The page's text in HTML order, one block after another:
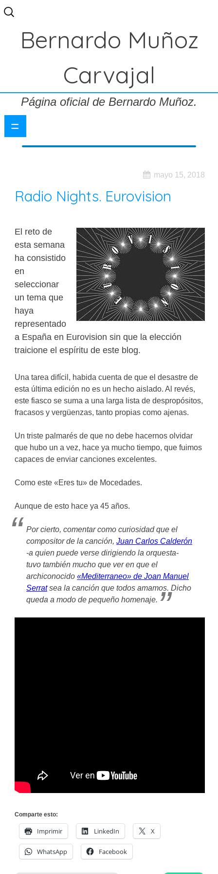
Buscar:
Bernardo Muñoz
Carvajal
Página oficial de Bernardo Muñoz.
=
mayo 15, 2018
Radio Nights. Eurovision
El reto de
esta semana
ha consistido
en
seleccionar
un tema que
haya
representado
a España en Eurovision sin que la elección
traicione el espíritu de este blog.
Una tarea difícil, habida cuenta de que el desastre de
esta última edición no es un hecho aislado. Al revés,
este fiasco se suma a una larga lista de despropósitos,
fracasos y vergüenzas, tanto propias como ajenas.
Un triste palmarés de que no debe hacernos olvidar
que hubo un a vez, hace ya mucho tiempo, que fuimos
capaces de enviar canciones excelentes.
Como este «Eres tu» de Mocedades.
Aunque de esto hace ya 45 años.
Por cierto, comentar como curiosidad que el
compositor de la canción,Juan Carlos Calderón
-a quien puede verse dirigiendo la orquesta-
tuvo también mucho que ver en que el
archiconocido«Mediterraneo» de Joan Manuel
Serratsea la canción que todos amamos. Dicho
queda a modo de pequeño homenaje.
Comparte esto:
Imprimir LinkedIn X
WhatsApp Facebook